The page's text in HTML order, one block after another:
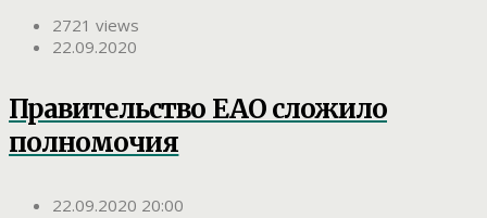
2721 views
22.09.2020
Правительство ЕАО сложило
полномочия
22.09.2020 20:00